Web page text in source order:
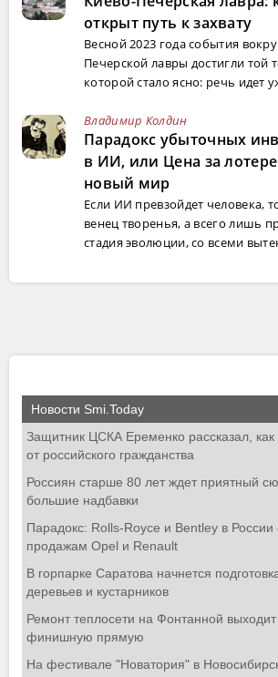
открыт путь к захвату
Весной 2023 года события
Печерской лавры достигли той
которой стало ясно: речь идет
Владимир Колдин
Парадокс убыточных
в ИИ, или Цена за
новый мир
Если ИИ превзойдет человека,
венец творенья, а всего лишь
стадия эволюции, со всеми